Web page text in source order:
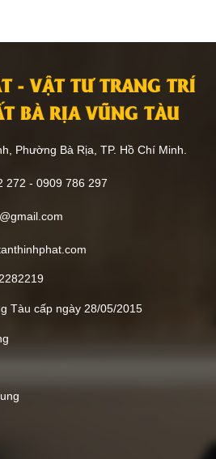
giúp bạn có thêm ý tưởng
trang trí không gian nhà
mình, cùng tham khảo
- VẬT TƯ TRANG TRÍ
BÀ RỊA VŨNG TÀU
Phường Bà Rịa, TP. Hồ Chí Minh.
272 - 0909 786 297
Tàu cấp ngày 28/05/2015